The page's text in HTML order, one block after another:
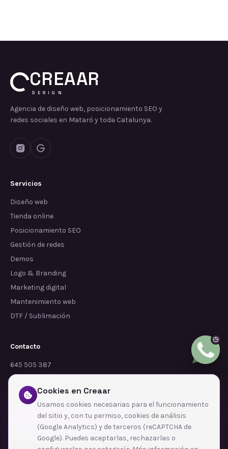
CREAAR
DESIGN
Agencia de diseño web, posicionamiento SEO y
redes sociales en Mataró y toda Catalunya.
Servicios
Diseño web
Tienda online
Posicionamiento SEO
Gestión de redes
Demos
Logo & Branding
Marketing digital
Mantenimiento web
DTF / Sublimación
Contacto
645 505 387
info@dependalium.com
Mataró (Barcelona)
Déjanos tu reseña en Google
Cookies en Creaar
Usamos cookies necesarias para el funcionamiento
del sitio y, con tu permiso, cookies de análisis
(Google Analytics) y de terceros (reCAPTCHA de
Google). Puedes aceptarlas, rechazarlas o